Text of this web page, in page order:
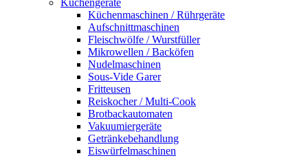
Küchenmaschinen / Rührgeräte
Aufschnittmaschinen
Fleischwölfe / Wurstfüller
Mikrowellen / Backöfen
Nudelmaschinen
Sous-Vide Garer
Fritteusen
Reiskocher / Multi-Cook
Brotbackautomaten
Vakuumiergeräte
Getränkebehandlung
Eiswürfelmaschinen